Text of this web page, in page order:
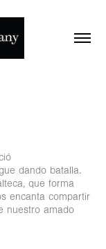
dando batalla.
que forma
encanta compartir
nuestro amado